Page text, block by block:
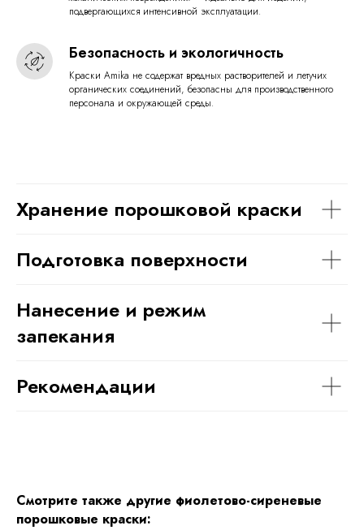
подвергающихся интенсивной эксплуатации.
Безопасность и экологичность
Краски Amika не содержат вредных растворителей и летучих
органических соединений, безопасны для производственного
персонала и окружающей среды.
Хранение порошковой краски
Подготовка поверхности
Нанесение и режим
запекания
Рекомендации
Смотрите также другие фиолетово-сиреневые
порошковые краски: